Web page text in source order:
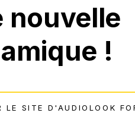
nouvelle
!
LE SITE D'AUDIOLOOK